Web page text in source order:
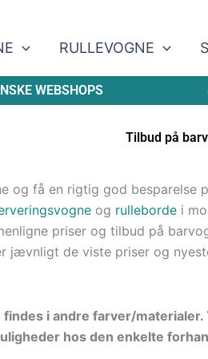
RULLEVOGNE
WEBSHOPS
Tilbud på
og få en rigtig god besparelse
og rulleborde i
priser og tilbud på
jævnligt de viste priser og
i andre farver/materialer.
hos den enkelte